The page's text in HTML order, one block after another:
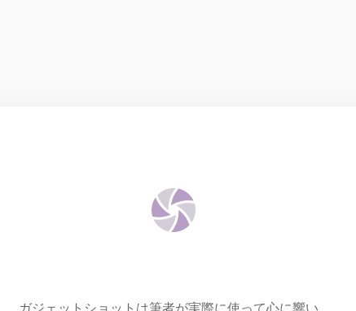
ガジェットショットは筆者が実際に使って心に響い